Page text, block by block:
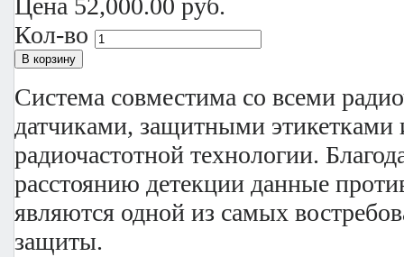
Цена 52,000.00 руб.
Кол-во
Система совместима со всеми
датчиками, защитными этикетками
радиочастотной технологии.
расстоянию детекции данные
являются одной из самых
защиты.